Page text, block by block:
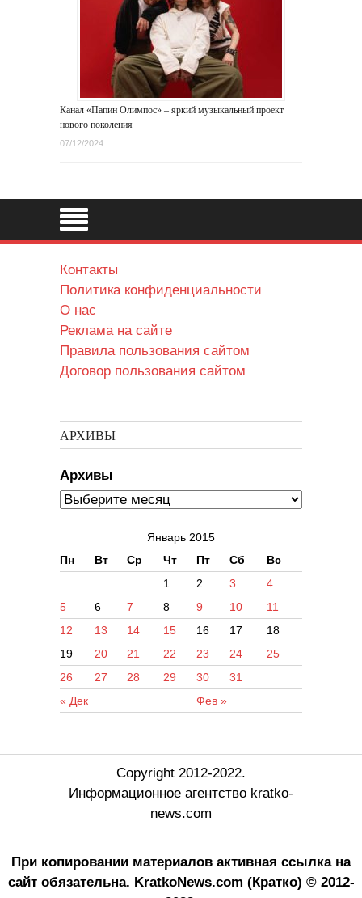
Канал «Папин Олимпос» – яркий музыкальный проект
нового поколения
07/12/2024
Контакты
Политика конфиденциальности
О нас
Реклама на сайте
Правила пользования сайтом
Договор пользования сайтом
АРХИВЫ
Архивы
Январь 2015
Пн
Вт Ср Чт Пт Сб Вс
« Дек Фев »
1 2 3
4
5
6 7 8 9 10
11
12
13 14 15 16 17
18
19
20 21 22 23 24
25
26
27 28 29 30 31
Copyright 2012-2022.
Информационное агентство kratko-
news.com
При копировании материалов активная ссылка на
сайт обязательна. KratkoNews.com (Кратко) © 2012-